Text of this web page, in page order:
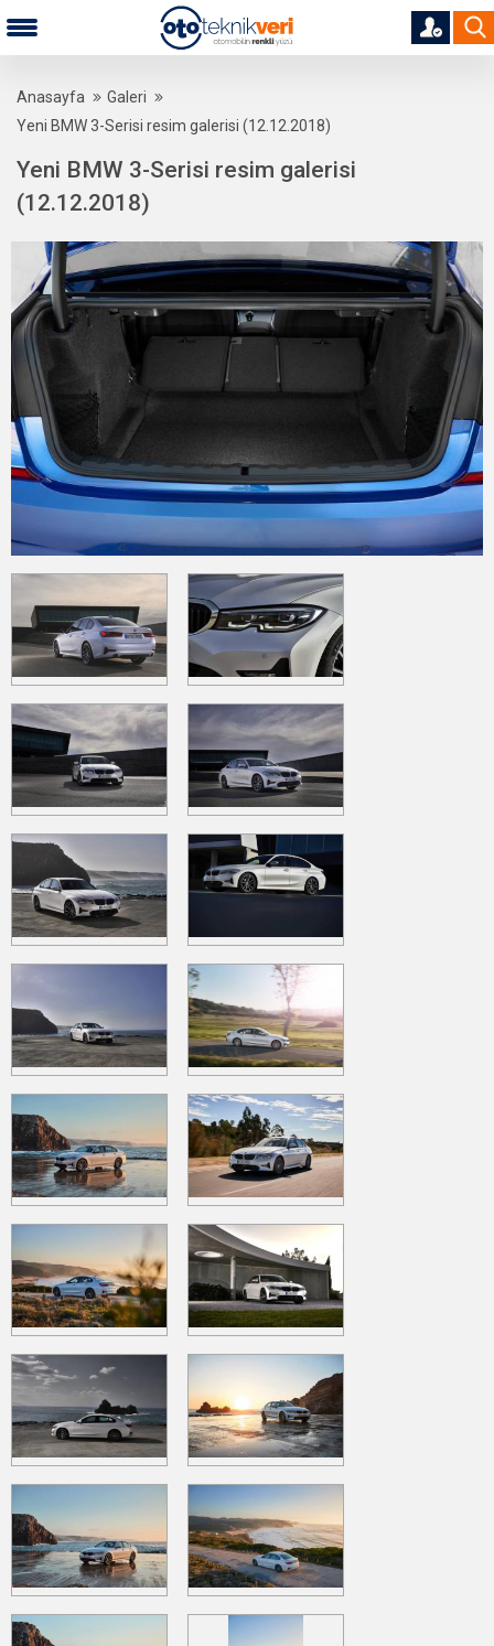
Anasayfa
Galeri
Yeni BMW 3-Serisi resim galerisi (12.12.2018)
Yeni BMW 3-Serisi resim galerisi
(12.12.2018)